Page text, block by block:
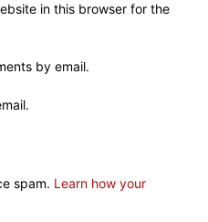
in this browser for the
by email.
spam. Learn how your